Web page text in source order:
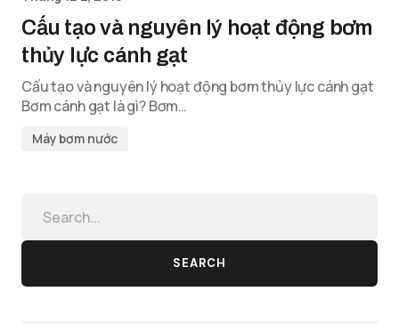
Cấu tạo và nguyên lý hoạt động bơm
thủy lực cánh gạt
Cấu tạo và nguyên lý hoạt động bơm thủy lực cánh gạt
Bơm cánh gạt là gì? Bơm…
Máy bơm nước
SEARCH